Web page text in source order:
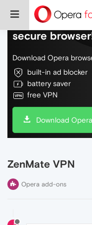
Do more on
secure
Download Opera
built-in ad blocker
battery saver
free VPN
Download Opera
ZenMate VPN
Opera add-ons